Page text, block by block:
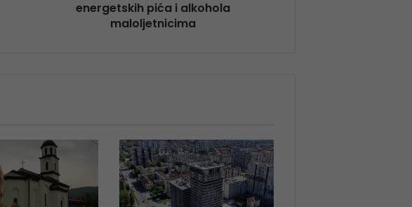
energetskih pića i alkohola
maloljetnicima